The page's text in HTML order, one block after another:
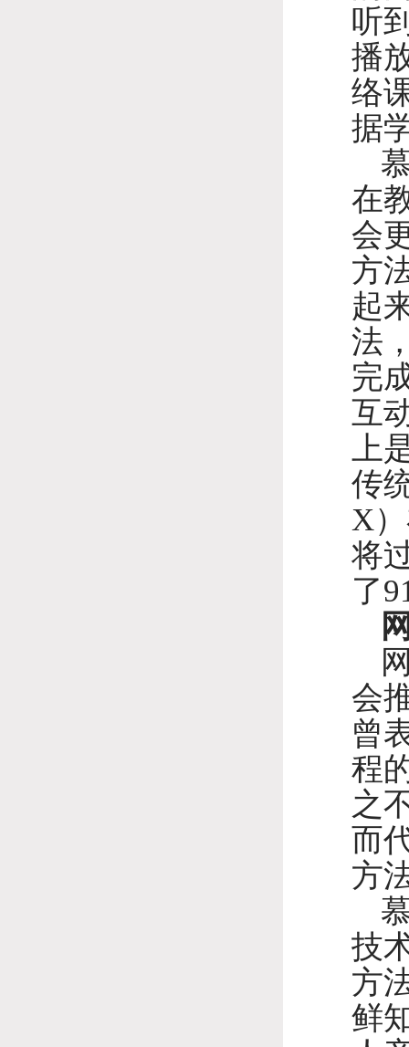
听
播
络
据
在
会
方
起
法
完
互
上
传
X
将
了
会
曾
程
之
而
方
技
方
鲜